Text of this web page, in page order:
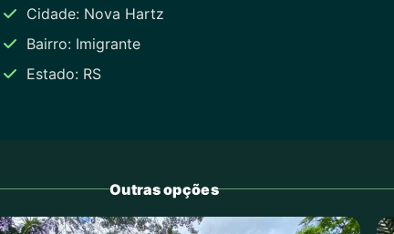
Cidade: Nova Hartz
Bairro: Imigrante
Estado: RS
Outras opções